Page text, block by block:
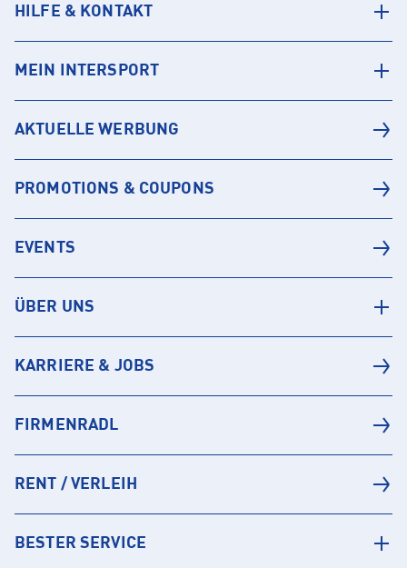
HILFE & KONTAKT
MEIN INTERSPORT
AKTUELLE WERBUNG
PROMOTIONS & COUPONS
EVENTS
ÜBER UNS
KARRIERE & JOBS
FIRMENRADL
RENT / VERLEIH
BESTER SERVICE